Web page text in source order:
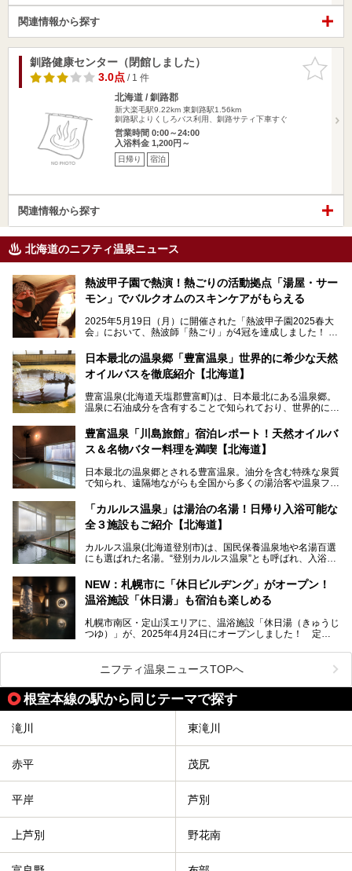
関連情報から探す
お気に入
りに追加
釧路健康センター（閉館しました）
3.0点/ 1 件
北海道 / 釧路郡
新大楽毛駅9.22km 東釧路駅1.56km
釧路駅よりくしろバス利用、釧路サティ下車すぐ
営業時間 0:00～24:00
入浴料金 1,200円～
日帰り 宿泊
関連情報から探す
北海道のニフティ温泉ニュース
熱波甲子園で熱演！熱ごりの活動拠点「湯屋・サー
モン」でバルクオムのスキンケアがもらえる
2025年5月19日（月）に開催された「熱波甲子園2025春大
会」において、熱波師「熱ごり」が4冠を達成しました！
動拠点である北海道の銭湯「湯屋・サーモン」にて、メンズ
スキンケアブランド バルクオムの「ONE DAY KIT」を数量
限定でプレゼントいたします。
で、ぜひお試しください。※6月13日配布開始、なくなり次
第終了
───
提供元：株式会社バルクオム【PR】
この記事は株式会社バルクオム商品のPR記事です。
日本最北の温泉郷「豊富温泉」世界的に希少な天然
オイルバスを徹底紹介【北海道】
豊富温泉(北海道天塩郡豊富町)は、日本最北にある温泉郷。
温泉に石油成分を含有することで知られており、世界的にも
に特効があると言われ、遠隔地ながらも全国から湯治・療養
目的で多くの人々が訪れます。
地体験し、独自の視点で豊富温泉の“天然オイルバス”をレポ
ート。温泉地概要や日帰り入浴施設をはじめ、宿泊施設・ア
豊富温泉「川島旅館」宿泊レポート！天然オイルバ
ス＆名物バター料理を満喫【北海道】
日本最北の温泉郷とされる豊富温泉。油分を含む特殊な泉質
で知られ、遠隔地ながらも全国から多くの湯治客や温泉ファ
「川島旅館」は、豊富温泉の開湯当初から営業する老舗旅
館。とりわけ温泉の良さと名物のバター料理に定評があり、
の温泉や料理をはじめ、パブリックスペース・客室など宿の
全貌を徹底的にご紹介します！
「カルルス温泉」は湯治の名湯！日帰り入浴可能な
全３施設もご紹介【北海道】
カルルス温泉(北海道登別市)は、国民保養温泉地や名湯百選
にも選ばれた名湯。“登別カルルス温泉”とも呼ばれ、入浴剤
豊かな登別温泉とは対照的な存在で、今も湯治場的な要素が
残る閑静な温泉地です。
地体験し、カルルス温泉をご紹介。温泉地の概要や泉質解説
をはじめ、日帰り入浴可能な全３施設の紹介・周辺観光・ア
NEW：札幌市に「休日ビルヂング」がオープン！
温浴施設「休日湯」も宿泊も楽しめる
札幌市南区・定山渓エリアに、温浴施設「休日湯（きゅうじ
つゆ）」が、2025年4月24日にオープンしました！ 定山
この施設は、温泉・サウナの「休日湯」・ラウンジの「THE
LOUNGE DAYOF」・グルメ「休日洋麺店」・ホテル「エク
スクラメーションホテル」で構成された、まさに大人の癒し
空間。
今回は、そんな「休日ビルヂング」の魅力を5つのポイント
ニフティ温泉ニュースTOPへ
根室本線の駅から同じテーマで探す
滝川 東滝川
赤平 茂尻
平岸 芦別
上芦別 野花南